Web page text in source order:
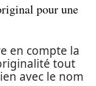
pour une
en compte la
tout
avec le nom